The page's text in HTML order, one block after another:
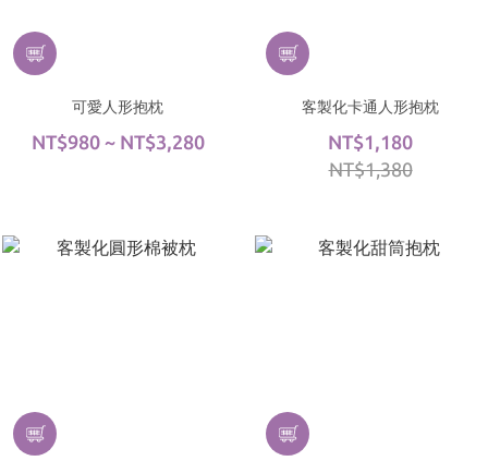
可愛人形抱枕
NT$980 ~ NT$3,280
客製化卡通人形抱枕
NT$1,180
NT$1,380